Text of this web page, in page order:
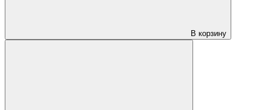
В корзину